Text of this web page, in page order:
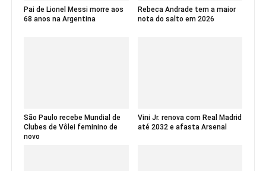
Pai de Lionel Messi morre aos
68 anos na Argentina
Rebeca Andrade tem a maior
nota do salto em 2026
São Paulo recebe Mundial de
Clubes de Vôlei feminino de
novo
Vini Jr. renova com Real Madrid
até 2032 e afasta Arsenal